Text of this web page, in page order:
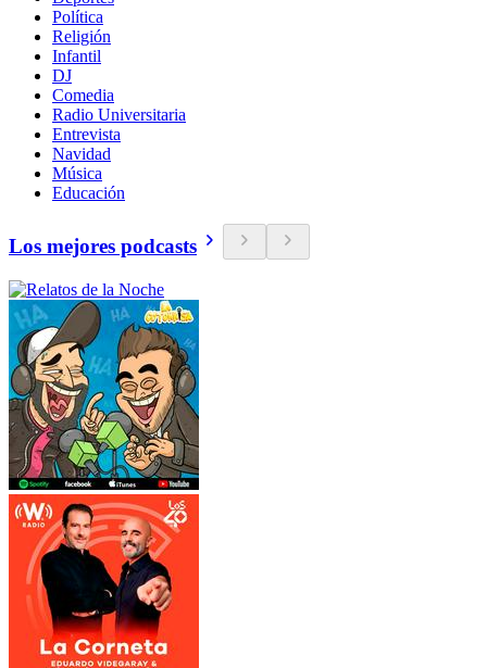
Política
Religión
Infantil
DJ
Comedia
Radio Universitaria
Entrevista
Navidad
Música
Educación
Los mejores podcasts